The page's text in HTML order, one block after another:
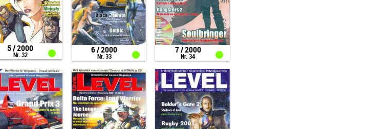
5 / 2000
Nr. 32
6 / 2000
Nr. 33
7 / 2000
Nr. 34